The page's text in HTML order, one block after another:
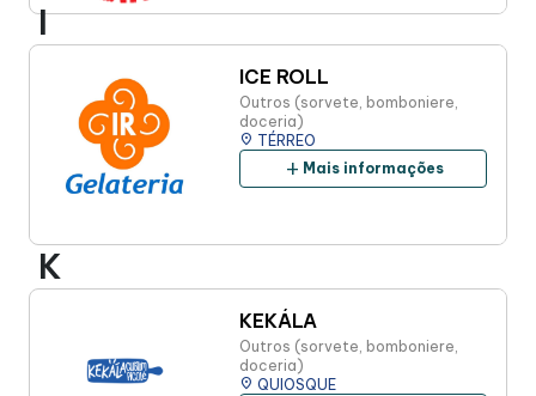
I
ICE ROLL
Outros (sorvete, bomboniere,
doceria)
place TÉRREO
add Mais informações
K
KEKÁLA
Outros (sorvete, bomboniere,
doceria)
place QUIOSQUE